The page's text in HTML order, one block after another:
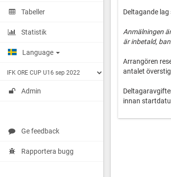
Tabeller
Statistik
Language
Admin
Ge feedback
Rapportera bugg
Deltagande
Anmälningen
är inbetald,
Arrangören
antalet
innan